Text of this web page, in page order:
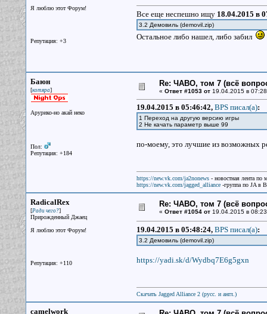
Я люблю этот Форум!
Репутация: +3
Все еще неспешно ищу 18.04.2015 в
3.2 Демовиль (demovil.zip)
Остальное либо нашел, либо забил
Баюн
[котяра]
Арурико-но акай неко
Пол:
Репутация: +184
Re: ЧАВО, том 7 (всё
« Ответ #1053 от19.04.2015 в
19.04.2015 в 05:46:42, BPS писал(a):
1 Переход на другую версию игры
2 Не качать параметр выше 99
по-моему, это лучшие из возможных
https://new.vk.com/ja2nonews- новостная лента по
https://new.vk.com/jagged_alliance-группа по JA в
RadicalRex
[Ради чего?]
Прирожденный Джаец
Я люблю этот Форум!
Репутация: +110
Re: ЧАВО, том 7 (всё
« Ответ #1054 от19.04.2015 в
19.04.2015 в 05:48:24, BPS писал(a):
3.2 Демовиль (demovil.zip)
https://yadi.sk/d/Wydbq7E6g5gxn
Скачать Jagged Alliance 2 (русс. и англ.)
camelwork